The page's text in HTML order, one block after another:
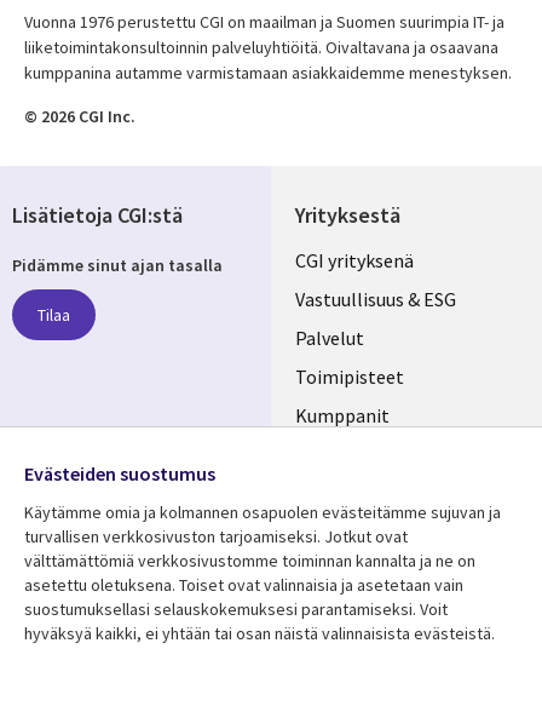
Vuonna 1976 perustettu CGI on maailman ja Suomen suurimpia IT- ja
liiketoimintakonsultoinnin palveluyhtiöitä. Oivaltavana ja osaavana
kumppanina autamme varmistamaan asiakkaidemme menestyksen.
© 2026 CGI Inc.
Yrityksestä
Useful
links
FINLAND
CGI yrityksenä
Vastuullisuus & ESG
Palvelut
Toimipisteet
Kumppanit
Resurssikeskus
Library
Asiakastarinat
Lisätietoa
Legal
Tietosuoja
Lisätietoja CGI:stä
Pidämme sinut ajan tasalla
Tilaa
Media
FINLAND
Evästeiden suostumus
Käytämme omia ja kolmannen osapuolen evästeitämme sujuvan ja
turvallisen verkkosivuston tarjoamiseksi. Jotkut ovat
välttämättömiä verkkosivustomme toiminnan kannalta ja ne on
asetettu oletuksena. Toiset ovat valinnaisia ​​ja asetetaan vain
suostumuksellasi selauskokemuksesi parantamiseksi. Voit
hyväksyä kaikki, ei yhtään tai osan näistä valinnaisista evästeistä.